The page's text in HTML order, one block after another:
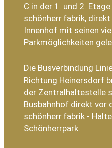
C in der 1. und 2.
schönherr.fabrik,
Innenhof mit seinen
Parkmöglichkeiten
Die Busverbindung
Richtung Heinersdorf
der Zentralhaltestelle
Busbahnhof direkt vor
schönherr.fabrik -
Schönherrpark.